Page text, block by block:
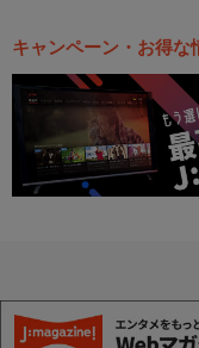
キャンペーン・お得な